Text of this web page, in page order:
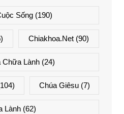
Sống (190)
Chiakhoa.net (90)
Chữa Lành(24)
Chúa Giêsu(7)
Lành (62)